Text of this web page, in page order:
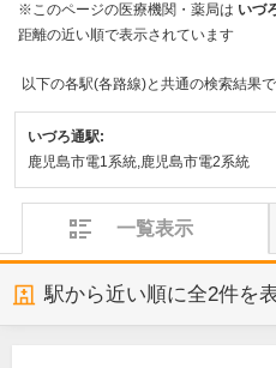
※このページの医療機関・薬局は いづ
距離の近い順で表示されています
以下の各駅(各路線)と共通の検索結果
いづろ通駅:
鹿児島市電1系統,鹿児島市電2系統
一覧表示
駅から近い順に全2件を